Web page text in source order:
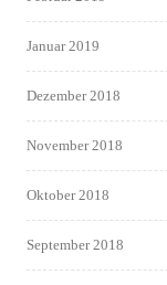
Januar 2019
Dezember 2018
November 2018
Oktober 2018
September 2018